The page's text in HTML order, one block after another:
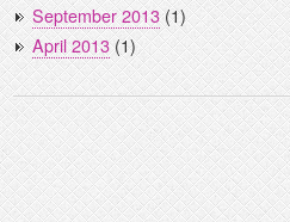
September 2013(1)
April 2013(1)